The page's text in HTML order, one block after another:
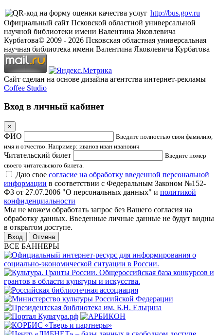
http://bus.gov.ru
Официальный сайт Псковской областной универсальной
научной библиотеки имени Валентина Яковлевича
Курбатова© 2009 - 2026 Псковская областная универсальная
научная библиотека имени Валентина Яковлевича Курбатова
Сайт сделан на основе дизайна агентства интернет-рекламы
Coffee Studio
Вход в личный кабинет
×
ФИО
Введите полностью свои фамилию,
имя и отчество. Например: иванов иван иванович
Читательский билет
Введите номер
своего читательского билета.
Даю свое согласие на обработку введенной персональной
информации в соответствии с Федеральным Законом №152-
ФЗ от 27.07.2006 "О персональных данных" и политикой
конфиденциальности
Мы не можем обработать запрос без Вашего согласия на
обработку данных. Введенные личные данные не будут видны
в открытом доступе.
Отмена
ВСЕ БАННЕРЫ